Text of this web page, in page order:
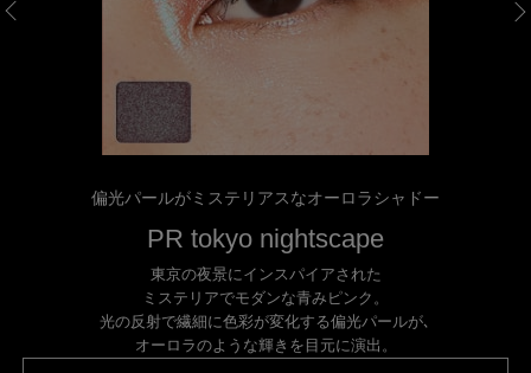
偏光パールがミステリアスなオーロラシャドー
PR tokyo nightscape
東京の夜景にインスパイアされた
ミステリアでモダンな青みピンク。
光の反射で繊細に色彩が変化する偏光パールが､
オーロラのような輝きを目元に演出。